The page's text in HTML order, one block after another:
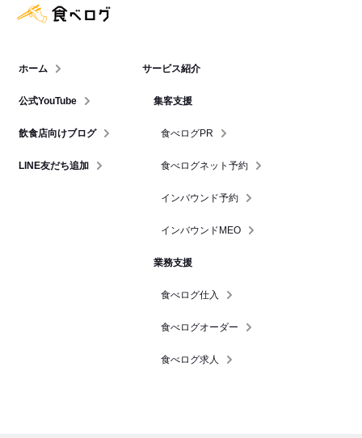
ホーム
公式YouTube
飲食店向けブログ
LINE友だち追加
サービス紹介
集客支援
食べログPR
食べログネット予約
インバウンド予約
インバウンドMEO
業務支援
食べログ仕入
食べログオーダー
食べログ求人